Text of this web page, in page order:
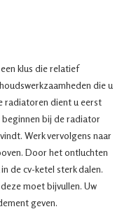
klus die relatief
die u
radiatoren dient u eerst
beginnen bij de radiator
Werk vervolgens naar
Door het ontluchten
de cv-ketel sterk dalen.
moet bijvullen. Uw
geven.